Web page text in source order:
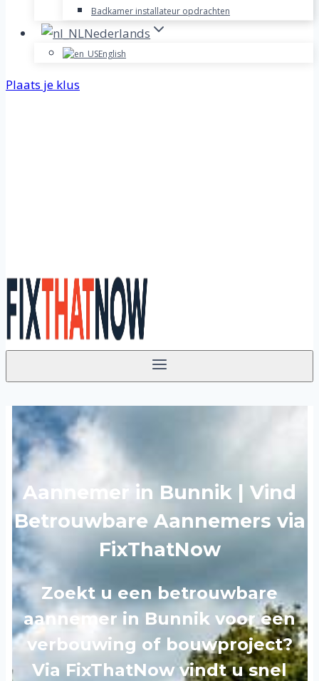
Badkamer installateur opdrachten
Nederlands
English
Plaats je klus
Aannemer in Bunnik | Vind
Betrouwbare Aannemers via
FixThatNow
Zoekt u een betrouwbare
aannemer in Bunnik voor een
verbouwing of bouwproject?
Via FixThatNow vindt u snel